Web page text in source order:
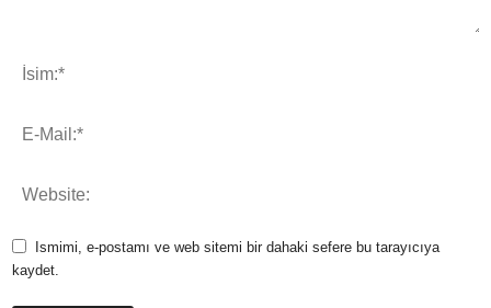
Ismimi, e-postamı ve web sitemi bir dahaki sefere bu tarayıcıya
kaydet.